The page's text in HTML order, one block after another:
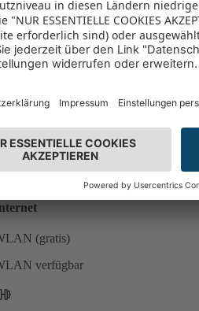
(gratis)
verfügbar